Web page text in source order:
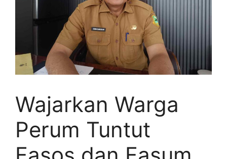
Wajarkan Warga
Perum Tuntut